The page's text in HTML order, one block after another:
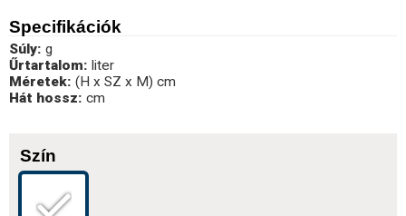
Specifikációk
Súly: g
Űrtartalom: liter
Méretek: (H x SZ x M) cm
Hát hossz: cm
Szín